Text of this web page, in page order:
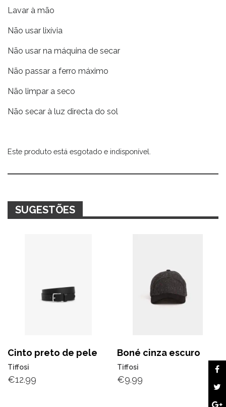
Lavar à mão
Não usar lixívia
Não usar na máquina de secar
Não passar a ferro máximo
Não limpar a seco
Não secar à luz directa do sol
Este produto está esgotado e indisponível.
Alternative:
SUGESTÕES
Cinto preto de pele
Tiffosi
€12.99
Boné cinza escuro
Tiffosi
€9.99